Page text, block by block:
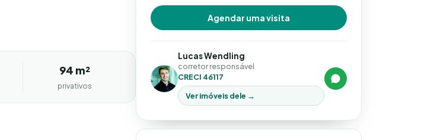
94 m²
privativos
Agendar uma visita
Lucas Wendling
corretor responsável
CRECI 46117
Ver imóveis dele →